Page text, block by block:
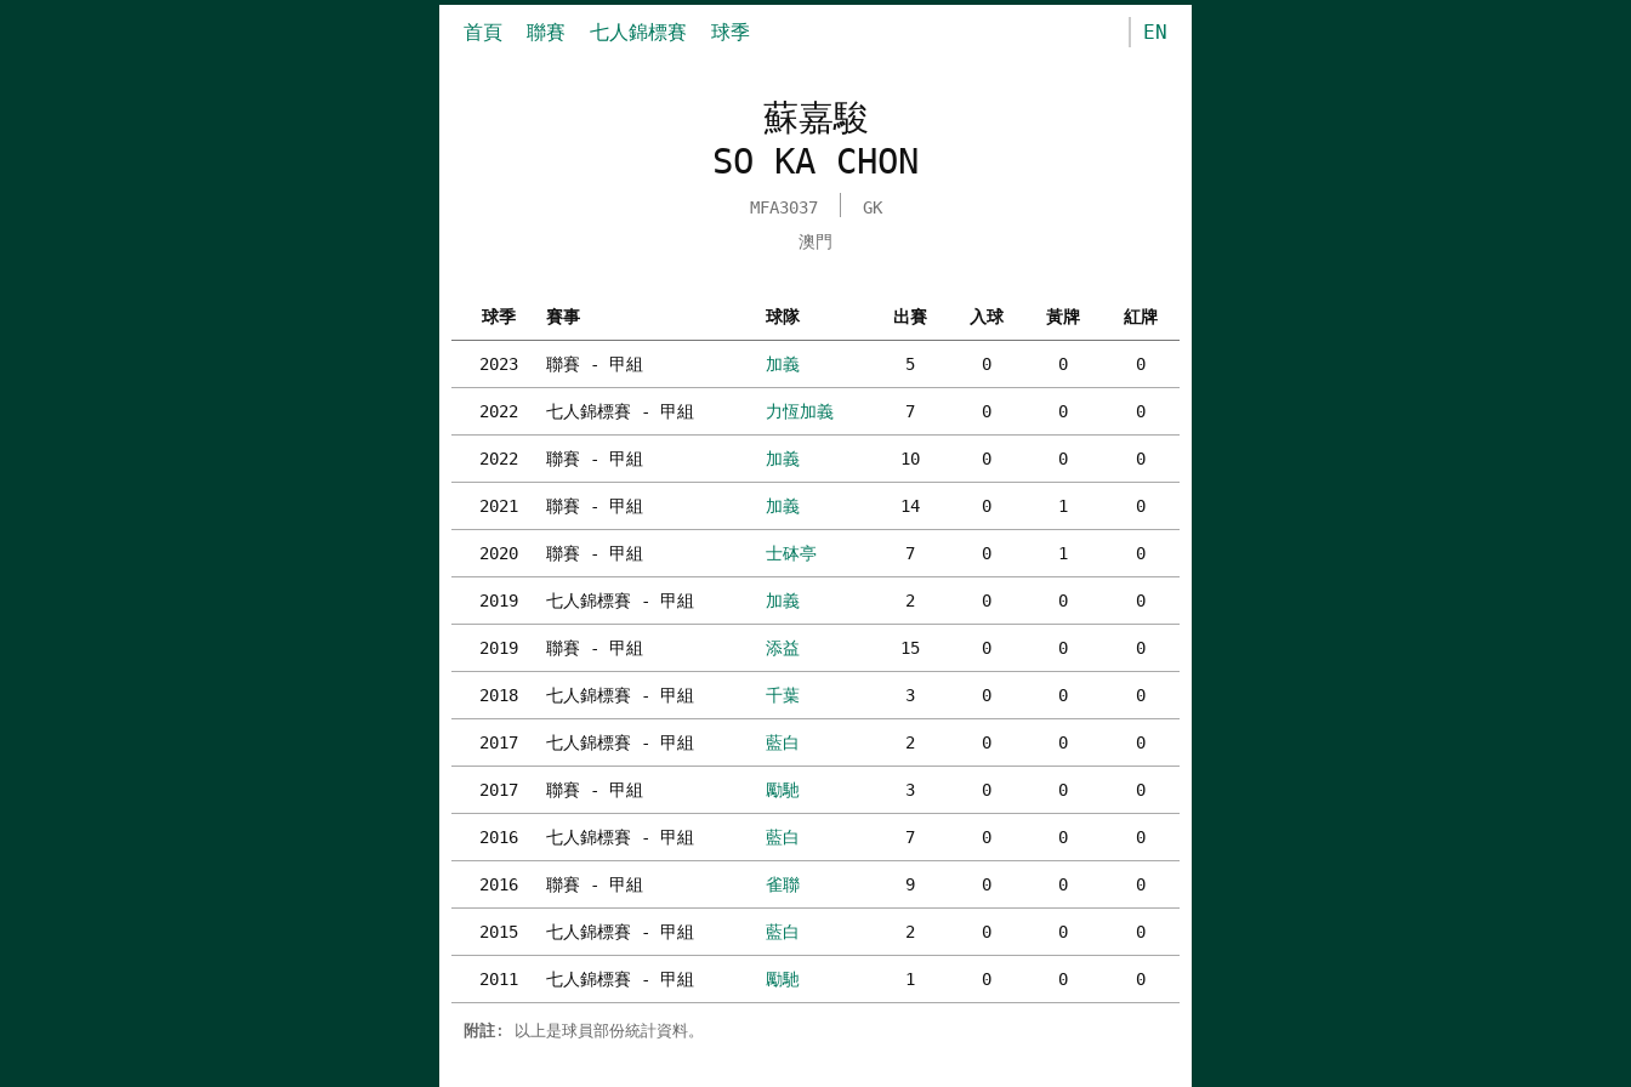
首頁 聯賽 七人錦標賽 球季 EN
蘇嘉駿
SO KA CHON
MFA3037
GK
澳門
球季 賽事 球隊 出賽 入球 黃牌 紅牌
2023 聯賽 - 甲組 加義 5 0 0 0
2022 七人錦標賽 - 甲組 力恆加義 7 0 0 0
2022 聯賽 - 甲組 加義 10 0 0 0
2021 聯賽 - 甲組 加義 14 0 1 0
2020 聯賽 - 甲組 士砵亭 7 0 1 0
2019 七人錦標賽 - 甲組 加義 2 0 0 0
2019 聯賽 - 甲組 添益 15 0 0 0
2018 七人錦標賽 - 甲組 千葉 3 0 0 0
2017 七人錦標賽 - 甲組 藍白 2 0 0 0
2017 聯賽 - 甲組 勵馳 3 0 0 0
2016 七人錦標賽 - 甲組 藍白 7 0 0 0
2016 聯賽 - 甲組 雀聯 9 0 0 0
2015 七人錦標賽 - 甲組 藍白 2 0 0 0
2011 七人錦標賽 - 甲組 勵馳 1 0 0 0
附註 : 以上是球員部份統計資料。